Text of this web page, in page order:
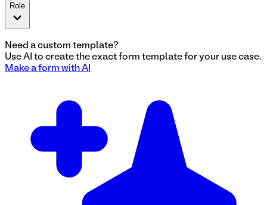
Role
Need a custom template?
Use AI to create the exact form template for your use case.
Make a form with AI